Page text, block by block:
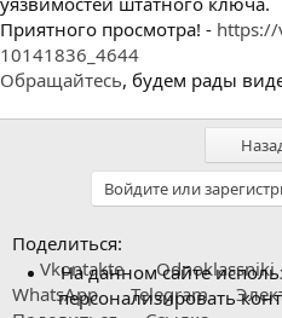
Приятного просмотра! - https://
10141836_4644
Обращайтесь, будем рады
Первый
Войдите или
Поделиться:
Vkontakte
Odnoklassniki
WhatsApp
Telegram
На данном сайте
персонализировать